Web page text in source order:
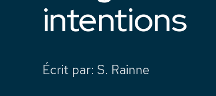
intentions
Écrit par: S. Rainne